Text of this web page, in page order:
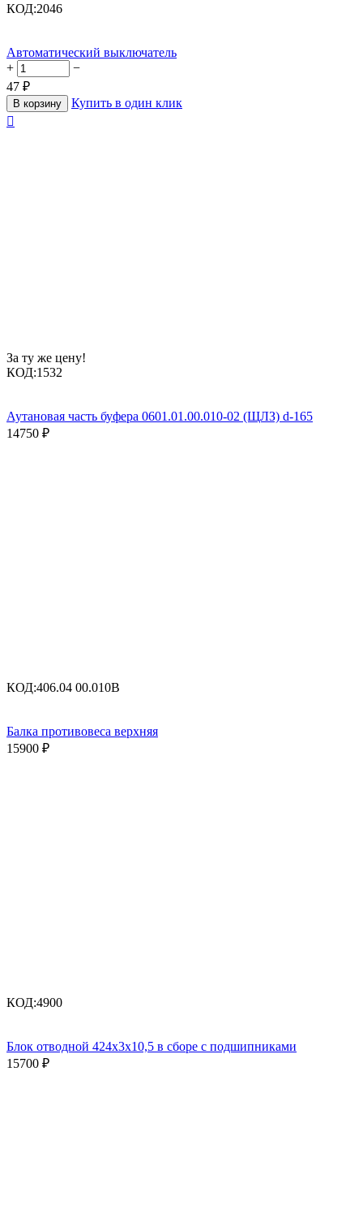
КОД:2046
Автоматический выключатель
+
−
47 ₽
В корзину
Купить в один клик

За ту же цену!
КОД:1532
Аутановая часть буфера 0601.01.00.010-02 (ЩЛЗ) d-165
14750 ₽
КОД:406.04 00.010B
Балка противовеса верхняя
15900 ₽
КОД:4900
Блок отводной 424х3х10,5 в сборе с подшипниками
15700 ₽